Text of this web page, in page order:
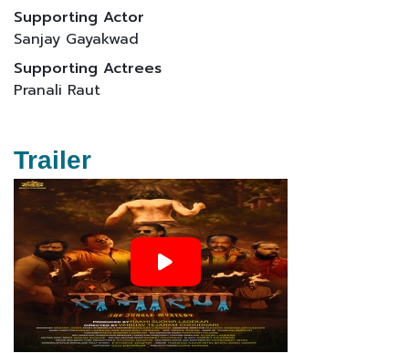
Supporting Actor
Sanjay Gayakwad
Supporting Actrees
Pranali Raut
Trailer